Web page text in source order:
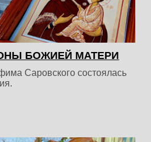
БОЖИЕЙ МАТЕРИ
Саровского состоялась